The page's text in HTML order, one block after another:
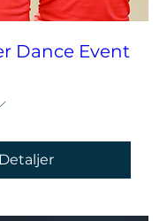
Dance Event
Detaljer